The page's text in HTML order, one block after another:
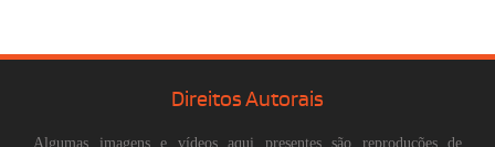
Direitos Autorais
Algumas imagens e vídeos aqui presentes são reproduções de